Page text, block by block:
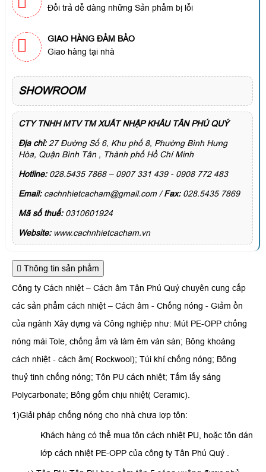
Đổi trả dễ dàng những Sản phẩm bị lỗi
GIAO HÀNG ĐẢM BẢO
Giao hàng tại nhà
SHOWROOM
CTY TNHH MTV TM XUẤT NHẬP KHẨU TÂN PHÚ QUÝ
Địa chỉ:27 Đường Số 6, Khu phố 8, Phường Bình Hưng
Hòa, Quận Bình Tân , Thành phố Hồ Chí Minh
Hotline: 028.5435 7868 – 0907 331 439 - 0908 772 483
Email:cachnhietcacham@gmail.com /Fax:028.5435 7869
Mã số thuế: 0310601924
Website:www.cachnhietcacham.vn
Thông tin sản phẩm
Công ty Cách nhiệt – Cách âm Tân Phú Quý chuyên cung cấp
các sản phẩm cách nhiệt – Cách âm - Chống nóng - Giảm ồn
của ngành Xây dựng và Công nghiệp như: Mút PE-OPP chống
nóng mái Tole, chống ẩm và làm êm ván sàn; Bông khoáng
cách nhiệt - cách âm( Rockwool); Túi khí chống nóng; Bông
thuỷ tinh chống nóng; Tôn PU cách nhiệt; Tấm lấy sáng
Polycarbonate; Bông gốm chịu nhiệt( Ceramic).
1)Giải pháp chống nóng cho nhà chưa lợp tôn:
Khách hàng có thể mua tôn cách nhiệt PU, hoặc tôn dán
lớp cách nhiệt PE-OPP của công ty Tân Phú Quý .